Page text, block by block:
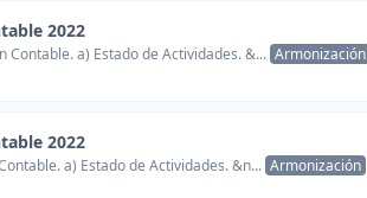
2022
a) Estado de Actividades. &... Armonización
2022
a) Estado de Actividades. &n... Armonización